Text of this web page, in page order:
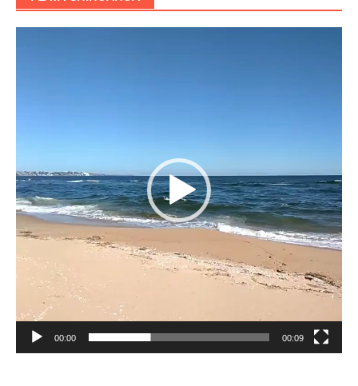
00:00 00:09